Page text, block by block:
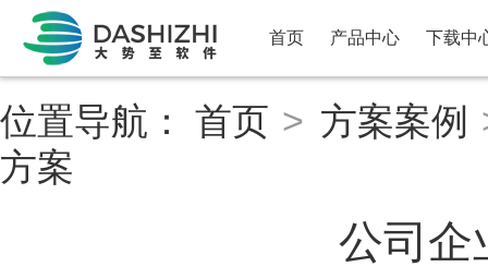
首页 产品中心 下载中
位置导航： 首页 > 方案案例
方案
公司企